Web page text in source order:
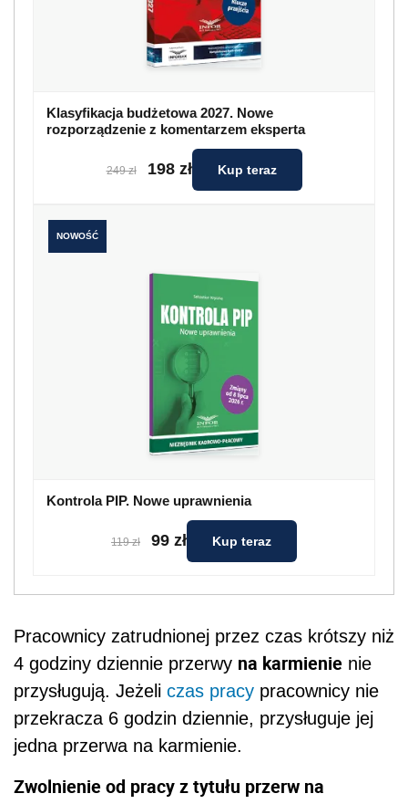
Klasyfikacja budżetowa 2027. Nowe
rozporządzenie z komentarzem eksperta
249 zł 198 zł Kup teraz
NOWOŚĆ
Kontrola PIP. Nowe uprawnienia
119 zł 99 zł Kup teraz
Pracownicy zatrudnionej przez czas krótszy niż
4 godziny dziennie przerwy na karmienie nie
przysługują. Jeżeli czas pracy pracownicy nie
przekracza 6 godzin dziennie, przysługuje jej
jedna przerwa na karmienie.
Zwolnienie od pracy z tytułu przerw na